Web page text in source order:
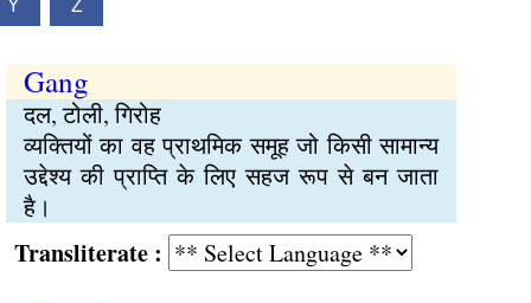
Y Z
Gang
दल, टोली, गिरोह
व्यक्तियों का वह प्राथमिक समूह जो किसी सामान्य
उद्देश्य की प्राप्ति के लिए सहज रूप से बन जाता
है।
: